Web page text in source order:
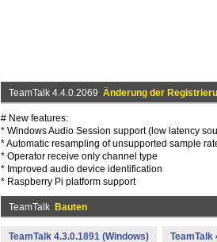
TeamTalk 4.4.0.2069 Änderung der
# New features:
* Windows Audio Session support (low latency
* Automatic resampling of unsupported sample
* Operator receive only channel type
* Improved audio device identification
* Raspberry Pi platform support
TeamTalk Bauten
TeamTalk 4.3.0.1891 (Windows) TeamTalk